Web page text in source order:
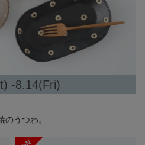
-8.14(Fri)
のうつわ。